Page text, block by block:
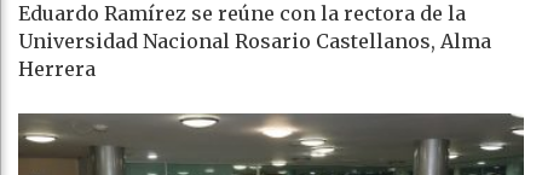
Eduardo Ramírez se reúne con la rectora de la
Universidad Nacional Rosario Castellanos, Alma
Herrera